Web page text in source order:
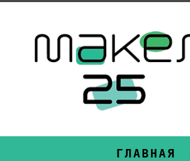
ГЛАВНАЯ